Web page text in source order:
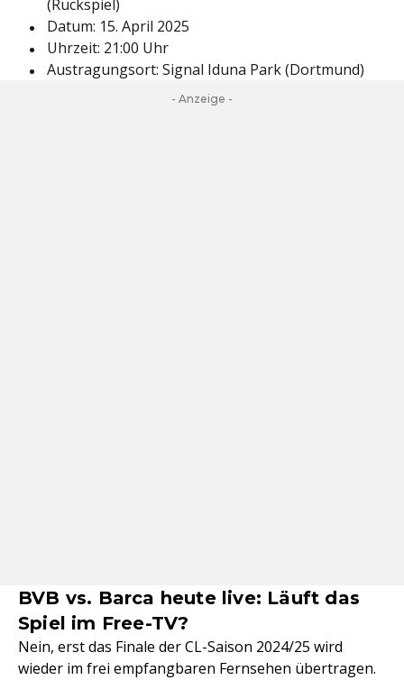
(Rückspiel)
Datum: 15. April 2025
Uhrzeit: 21:00 Uhr
Austragungsort: Signal Iduna Park (Dortmund)
- Anzeige -
BVB vs. Barca heute live: Läuft das
Spiel im Free-TV?
Nein, erst das Finale der CL-Saison 2024/25 wird
wieder im frei empfangbaren Fernsehen übertragen.